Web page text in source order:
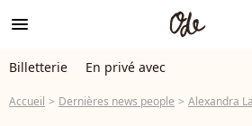
menu
Billetterie En privé avec
Accueil Dernières news people Alexandra